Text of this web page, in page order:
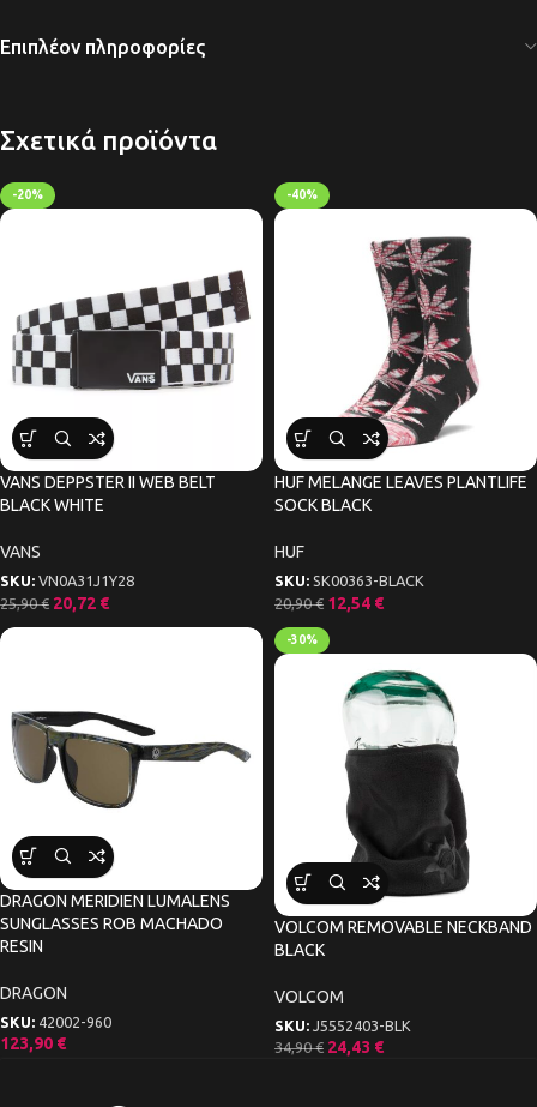
Επιπλέον πληροφορίες
Σχετικά προϊόντα
-20%
VANS DEPPSTER II WEB BELT
BLACK WHITE
VANS
SKU: VN0A31J1Y28
25,90€ 20,72 €
-40%
HUF MELANGE LEAVES PLANTLIFE
SOCK BLACK
HUF
SKU: SK00363-BLACK
20,90€ 12,54 €
DRAGON MERIDIEN LUMALENS
SUNGLASSES ROB MACHADO
RESIN
DRAGON
SKU: 42002-960
123,90 €
-30%
VOLCOM REMOVABLE NECKBAND
BLACK
VOLCOM
SKU: J5552403-BLK
34,90€ 24,43 €